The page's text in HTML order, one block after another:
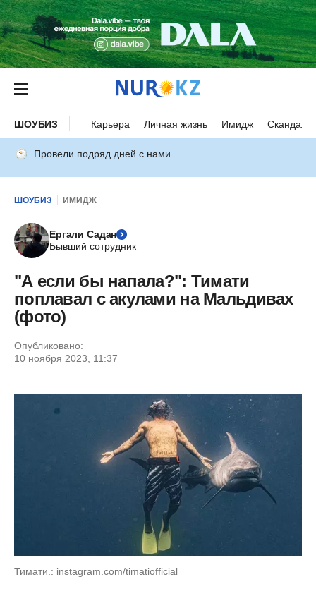
ШОУБИЗ Карьера Личная жизнь Имидж Скандалы
Провели подряд дней с нами
ШОУБИЗ ИМИДЖ
Ергали Садан
Бывший сотрудник
"А если бы напала?": Тимати
поплавал с акулами на Мальдивах
(фото)
Опубликовано:
10 ноября 2023, 11:37
Тимати.: instagram.com/timatiofficial